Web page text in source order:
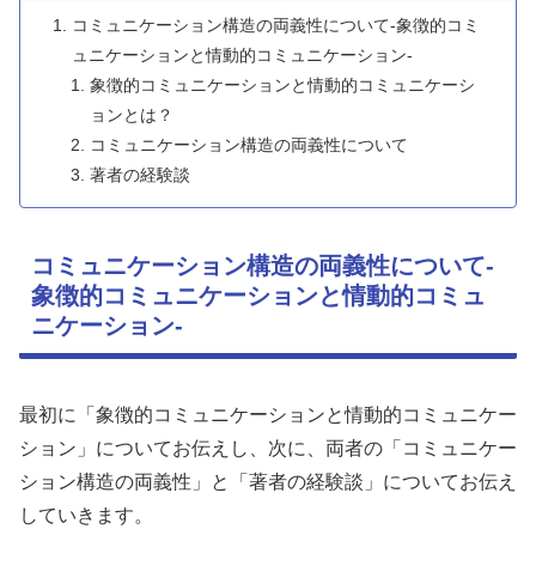
コミュニケーション構造の両義性について-象徴的コミ
ュニケーションと情動的コミュニケーション-
象徴的コミュニケーションと情動的コミュニケーシ
ョンとは？
コミュニケーション構造の両義性について
著者の経験談
コミュニケーション構造の両義性について-
象徴的コミュニケーションと情動的コミュ
ニケーション-
最初に「象徴的コミュニケーションと情動的コミュニケー
ション」についてお伝えし、次に、両者の「コミュニケー
ション構造の両義性」と「著者の経験談」についてお伝え
していきます。